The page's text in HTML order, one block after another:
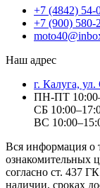
+7 (4842) 54-
+7 (900) 580-
Наш адрес
г. Калуга,
ПН-ПТ
СБ
ВС
Вся информация о
ознакомительных
согласно ст. 437
наличии, сроках